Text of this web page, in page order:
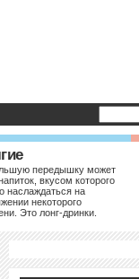
передышку может
вкусом которого
наслаждаться на
некоторого
Это лонг-дринки.